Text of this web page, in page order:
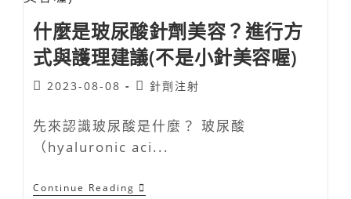
什麼是玻尿酸針劑美容？進行方
式與護理建議(不是小針美容喔)
2023-08-08 針劑注射
先來認識玻尿酸是什麼？ 玻尿酸
（hyaluronic aci...
Continue Reading